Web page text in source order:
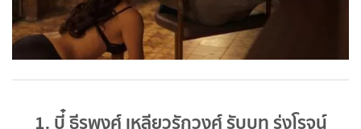
1. บี๋ ธีรพงศ์ เหลียวรักวงศ์ รับบท รุ่งโรจน์